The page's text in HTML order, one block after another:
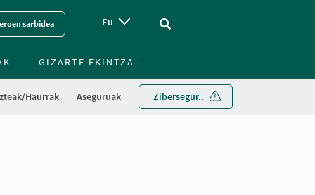
sarbidea Eu Vinculo - Buscar en la web
Haurrak Aseguruak Zibersegur..
GIZARTE EKINTZA